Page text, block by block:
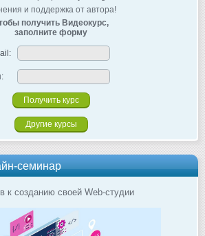
и поддержка от автора!
получить Видеокурс,
заполните форму
Другие курсы
семинар
к созданию своей Web-студии